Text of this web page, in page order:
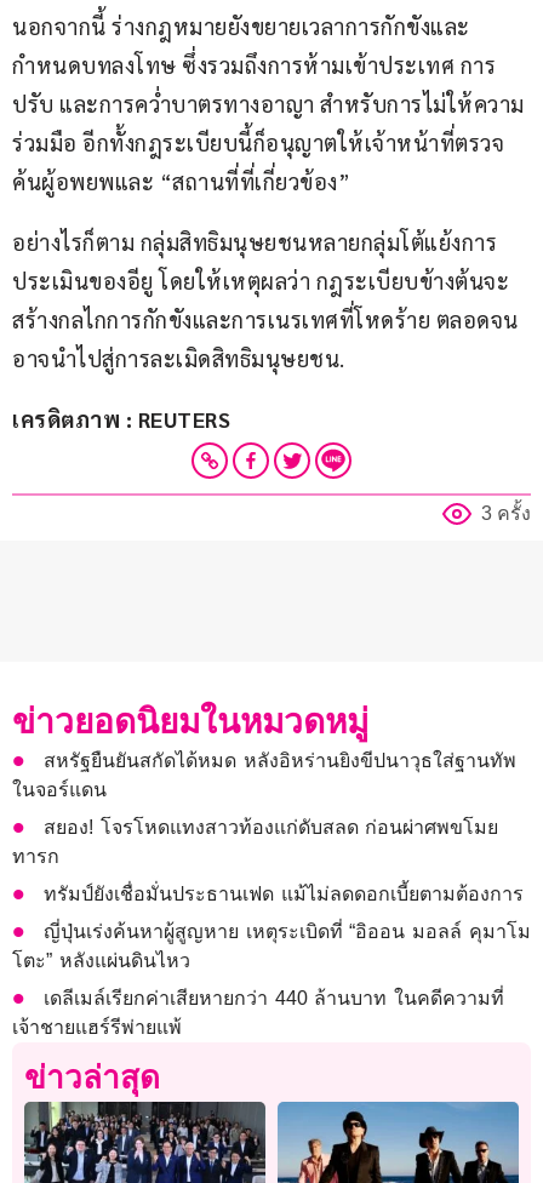
นอกจากนี้ ร่างกฎหมายยังขยายเวลาการกักขังและ
กำหนดบทลงโทษ ซึ่งรวมถึงการห้ามเข้าประเทศ การ
ปรับ และการคว่ำบาตรทางอาญา สำหรับการไม่ให้ความ
ร่วมมือ อีกทั้งกฎระเบียบนี้ก็อนุญาตให้เจ้าหน้าที่ตรวจ
ค้นผู้อพยพและ “สถานที่ที่เกี่ยวข้อง”
อย่างไรก็ตาม กลุ่มสิทธิมนุษยชนหลายกลุ่มโต้แย้งการ
ประเมินของอียู โดยให้เหตุผลว่า กฎระเบียบข้างต้นจะ
สร้างกลไกการกักขังและการเนรเทศที่โหดร้าย ตลอดจน
อาจนำไปสู่การละเมิดสิทธิมนุษยชน.
เครดิตภาพ : REUTERS
3 ครั้ง
ข่าวยอดนิยมในหมวดหมู่
สหรัฐยืนยันสกัดได้หมด หลังอิหร่านยิงขีปนาวุธใส่ฐานทัพ
ในจอร์แดน
สยอง! โจรโหดแทงสาวท้องแก่ดับสลด ก่อนผ่าศพขโมย
ทารก
ทรัมป์ยังเชื่อมั่นประธานเฟด แม้ไม่ลดดอกเบี้ยตามต้องการ
ญี่ปุ่นเร่งค้นหาผู้สูญหาย เหตุระเบิดที่ “อิออน มอลล์ คุมาโม
โตะ” หลังแผ่นดินไหว
เดลีเมล์เรียกค่าเสียหายกว่า 440 ล้านบาท ในคดีความที่
เจ้าชายแฮร์รีพ่ายแพ้
ข่าวล่าสุด